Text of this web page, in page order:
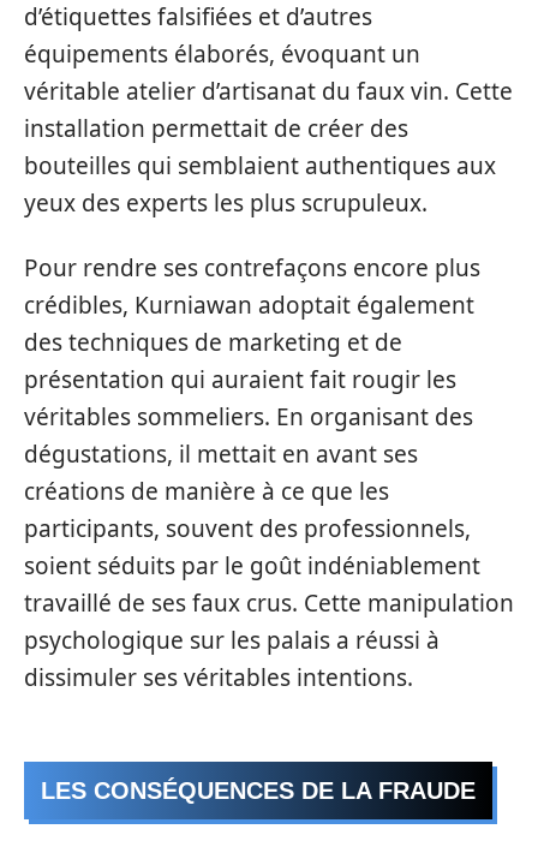
d’étiquettes falsifiées et d’autres
équipements élaborés, évoquant un
véritable atelier d’artisanat du faux vin. Cette
installation permettait de créer des
bouteilles qui semblaient authentiques aux
yeux des experts les plus scrupuleux.
Pour rendre ses contrefaçons encore plus
crédibles, Kurniawan adoptait également
des techniques de marketing et de
présentation qui auraient fait rougir les
véritables sommeliers. En organisant des
dégustations, il mettait en avant ses
créations de manière à ce que les
participants, souvent des professionnels,
soient séduits par le goût indéniablement
travaillé de ses faux crus. Cette manipulation
psychologique sur les palais a réussi à
dissimuler ses véritables intentions.
LES CONSÉQUENCES DE LA FRAUDE